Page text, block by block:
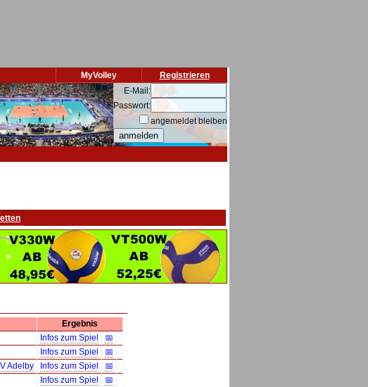
Registrieren
MyVolley
E-Mail:
Passwort:
angemeldet bleiben
Ergebnis
Infos zum Spiel
📅
Infos zum Spiel
📅
Adelby Infos zum Spiel
📅
Infos zum Spiel
📅